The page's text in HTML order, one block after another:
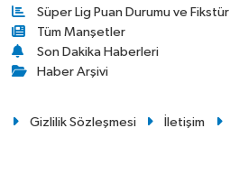
Süper Lig Puan Durumu ve Fikstür
Tüm Manşetler
Son Dakika Haberleri
Haber Arşivi
Gizlilik Sözleşmesi İletişim